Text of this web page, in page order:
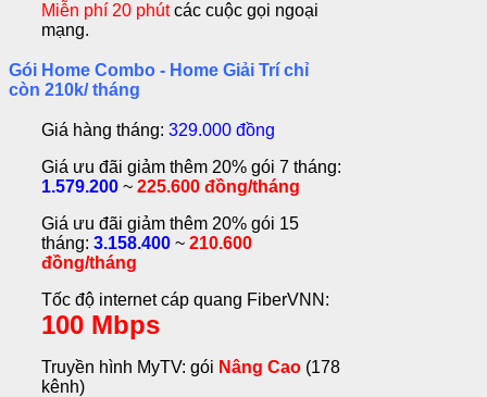
Miễn phí 20 phútcác cuộc gọi ngoại
mạng.
Gói Home Combo - Home Giải Trí chỉ
còn 210k/ tháng
Giá hàng tháng: 329.000 đồng
Giá ưu đãi giảm thêm 20% gói 7 tháng:
1.579.200 ~ 225.600 đồng/tháng
Giá ưu đãi giảm thêm 20% gói 15
tháng: 3.158.400 ~ 210.600
đồng/tháng
Tốc độ internet cáp quang FiberVNN:
100 Mbps
Truyền hình MyTV: gói Nâng Cao (178
kênh)